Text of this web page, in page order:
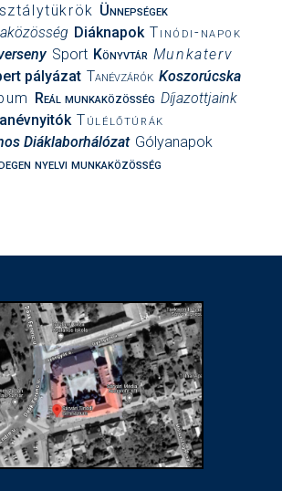
Ünnepségek
Diáknapok Tinódi-napok
Sport Könyvtár Munkaterv
pályázat Tanévzárók Koszorúcska
Reál munkaközösség Díjazottjaink
Túlélőtúrák
Diáklaborhálózat Gólyanapok
nyelvi munkaközösség